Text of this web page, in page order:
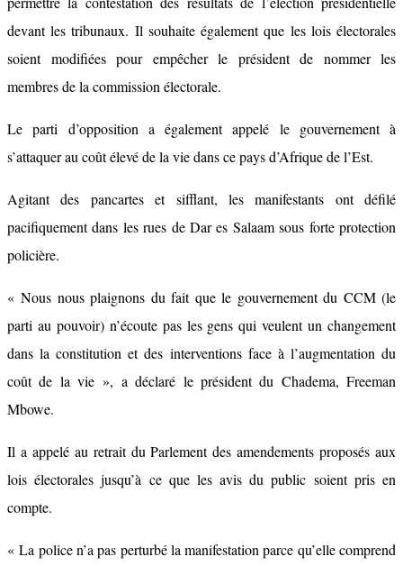
devant les tribunaux. Il souhaite également que les lois électorales
soient modifiées pour empêcher le président de nommer les
membres de la commission électorale.
Le parti d’opposition a également appelé le gouvernement à
s’attaquer au coût élevé de la vie dans ce pays d’Afrique de l’Est.
Agitant des pancartes et sifflant, les manifestants ont défilé
pacifiquement dans les rues de Dar es Salaam sous forte protection
policière.
« Nous nous plaignons du fait que le gouvernement du CCM (le
parti au pouvoir) n’écoute pas les gens qui veulent un changement
dans la constitution et des interventions face à l’augmentation du
coût de la vie », a déclaré le président du Chadema, Freeman
Mbowe.
Il a appelé au retrait du Parlement des amendements proposés aux
lois électorales jusqu’à ce que les avis du public soient pris en
compte.
« La police n’a pas perturbé la manifestation parce qu’elle comprend